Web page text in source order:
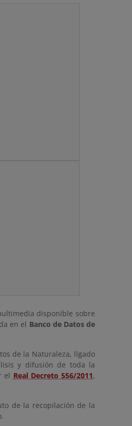
disponible sobre
en el Banco de Datos de
de la Naturaleza, ligado
y difusión de toda la
el Real Decreto 556/2011,
de la recopilación de la